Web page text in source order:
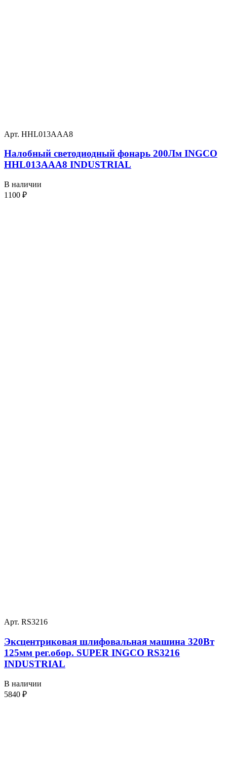
Арт. HHL013AAA8
Налобный светодиодный фонарь 200Лм INGCO
HHL013AAA8 INDUSTRIAL
В наличии
1100 ₽
Арт. RS3216
Эксцентриковая шлифовальная машина 320Вт
125мм рег.обор. SUPER INGCO RS3216
INDUSTRIAL
В наличии
5840 ₽